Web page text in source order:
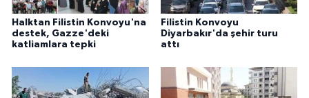
Halktan Filistin Konvoyu'na
destek, Gazze'deki
katliamlara tepki
Filistin Konvoyu
Diyarbakır'da şehir turu
attı